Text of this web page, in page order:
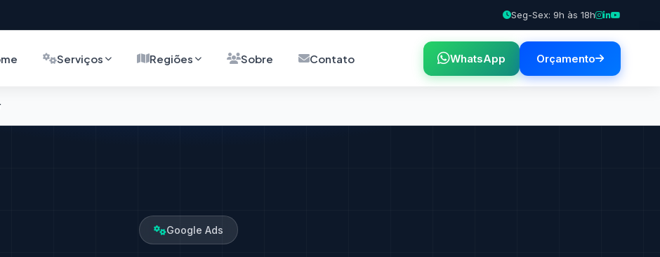
Seg-Sex: 9h às 18h
Serviços Regiões Sobre Contato WhatsApp Orçamento
Google Ads